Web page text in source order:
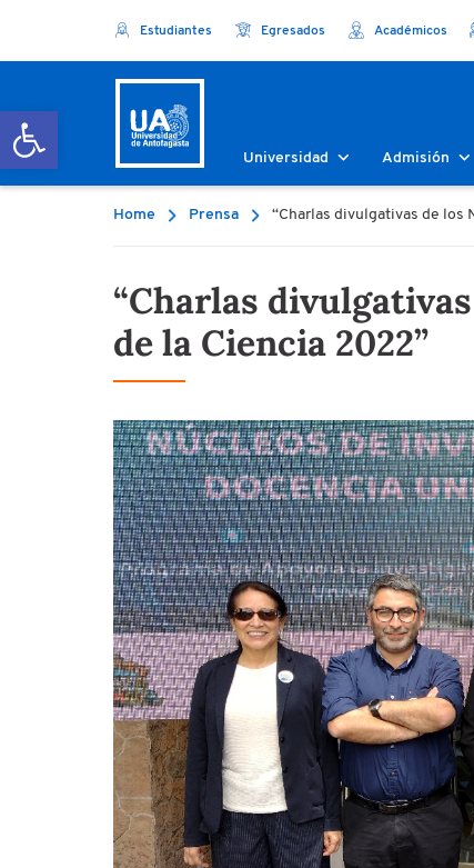
Abrir barra de herramientas
Estudiantes Egresados Académicos
Universidad Admisión
Home Prensa “Charlas divulgativas de los
“Charlas
de la Ciencia 2022”